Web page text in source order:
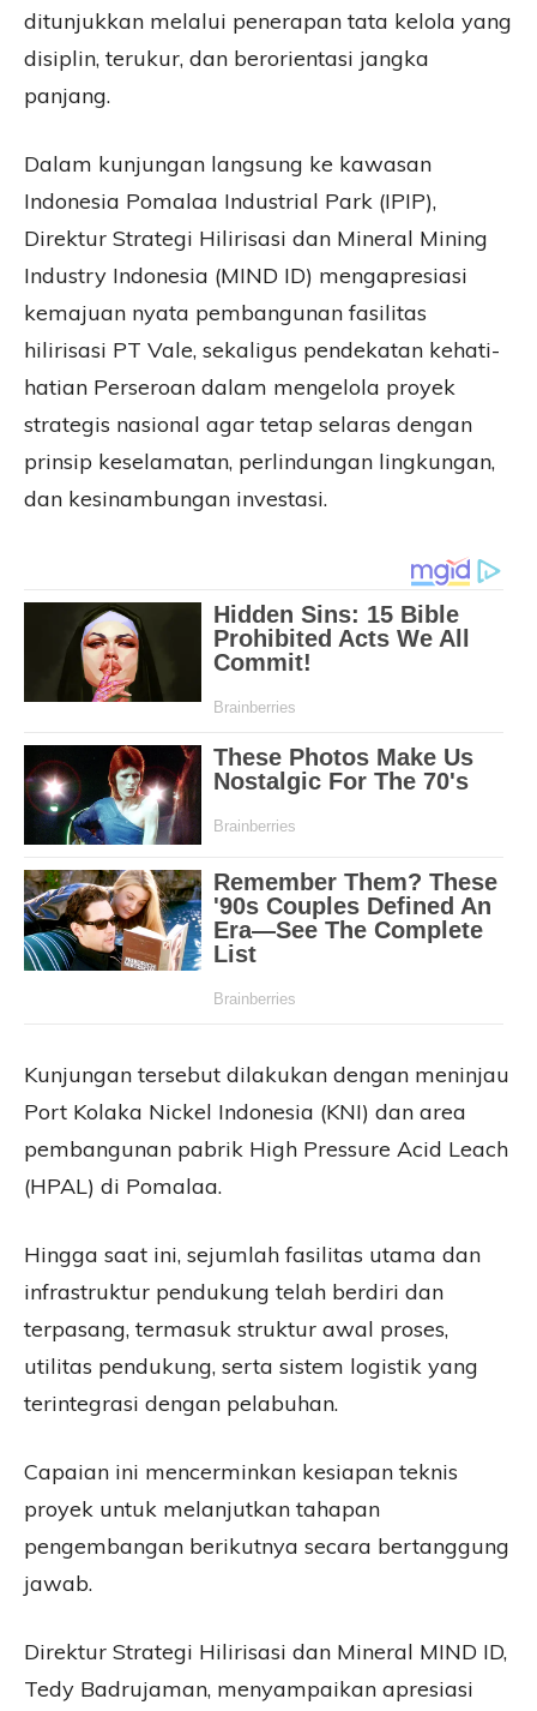
ditunjukkan melalui penerapan tata kelola yang
disiplin, terukur, dan berorientasi jangka
panjang.
Dalam kunjungan langsung ke kawasan
Indonesia Pomalaa Industrial Park (IPIP),
Direktur Strategi Hilirisasi dan Mineral Mining
Industry Indonesia (MIND ID) mengapresiasi
kemajuan nyata pembangunan fasilitas
hilirisasi PT Vale, sekaligus pendekatan kehati-
hatian Perseroan dalam mengelola proyek
strategis nasional agar tetap selaras dengan
prinsip keselamatan, perlindungan lingkungan,
dan kesinambungan investasi.
Kunjungan tersebut dilakukan dengan meninjau
Port Kolaka Nickel Indonesia (KNI) dan area
pembangunan pabrik High Pressure Acid Leach
(HPAL) di Pomalaa.
Hingga saat ini, sejumlah fasilitas utama dan
infrastruktur pendukung telah berdiri dan
terpasang, termasuk struktur awal proses,
utilitas pendukung, serta sistem logistik yang
terintegrasi dengan pelabuhan.
Capaian ini mencerminkan kesiapan teknis
proyek untuk melanjutkan tahapan
pengembangan berikutnya secara bertanggung
jawab.
Direktur Strategi Hilirisasi dan Mineral MIND ID,
Tedy Badrujaman, menyampaikan apresiasi